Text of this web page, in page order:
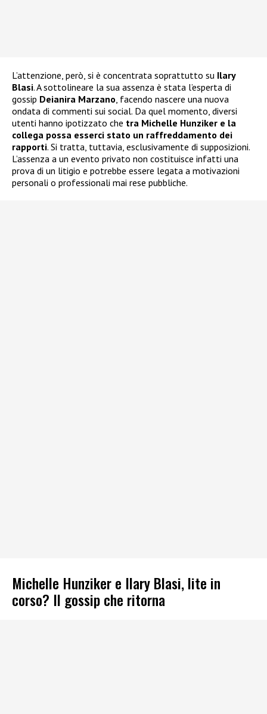
L’attenzione, però, si è concentrata soprattutto su Ilary
Blasi. A sottolineare la sua assenza è stata l’esperta di
gossip Deianira Marzano, facendo nascere una nuova
ondata di commenti sui social. Da quel momento, diversi
utenti hanno ipotizzato che tra Michelle Hunziker e la
collega possa esserci stato un raffreddamento dei
rapporti. Si tratta, tuttavia, esclusivamente di supposizioni.
L’assenza a un evento privato non costituisce infatti una
prova di un litigio e potrebbe essere legata a motivazioni
personali o professionali mai rese pubbliche.
Michelle Hunziker e Ilary Blasi, lite in
corso? Il gossip che ritorna